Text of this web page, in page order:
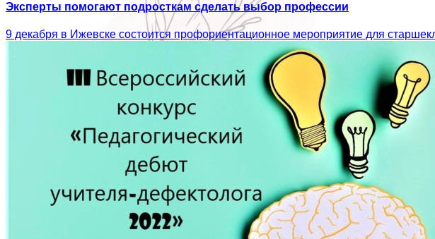
Эксперты помогают подросткам сделать выбор профессии
9 декабря в Ижевске состоится профориентационное мероприятие для